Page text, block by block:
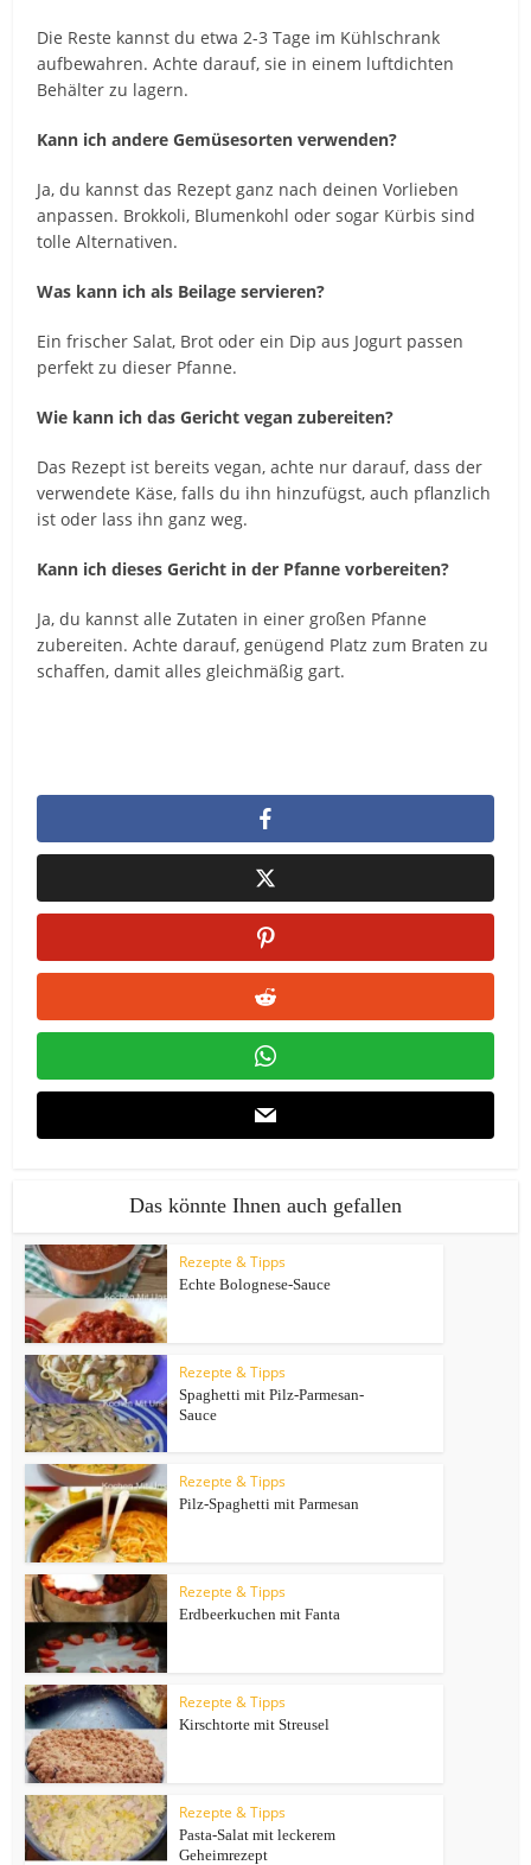
Die Reste kannst du etwa 2-3 Tage im Kühlschrank
aufbewahren. Achte darauf, sie in einem luftdichten
Behälter zu lagern.
Kann ich andere Gemüsesorten verwenden?
Ja, du kannst das Rezept ganz nach deinen Vorlieben
anpassen. Brokkoli, Blumenkohl oder sogar Kürbis sind
tolle Alternativen.
Was kann ich als Beilage servieren?
Ein frischer Salat, Brot oder ein Dip aus Jogurt passen
perfekt zu dieser Pfanne.
Wie kann ich das Gericht vegan zubereiten?
Das Rezept ist bereits vegan, achte nur darauf, dass der
verwendete Käse, falls du ihn hinzufügst, auch pflanzlich
ist oder lass ihn ganz weg.
Kann ich dieses Gericht in der Pfanne vorbereiten?
Ja, du kannst alle Zutaten in einer großen Pfanne
zubereiten. Achte darauf, genügend Platz zum Braten zu
schaffen, damit alles gleichmäßig gart.
Das könnte Ihnen auch gefallen
Rezepte & Tipps
Echte Bolognese-Sauce
Rezepte & Tipps
Spaghetti mit Pilz-Parmesan-
Sauce
Rezepte & Tipps
Pilz-Spaghetti mit Parmesan
Rezepte & Tipps
Erdbeerkuchen mit Fanta
Rezepte & Tipps
Kirschtorte mit Streusel
Rezepte & Tipps
Pasta-Salat mit leckerem
Geheimrezept